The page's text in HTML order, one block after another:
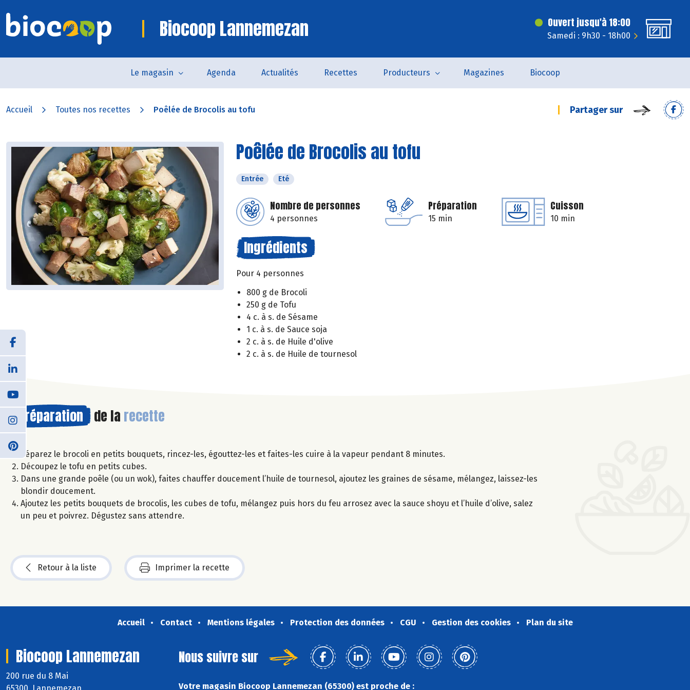
Biocoop Lannemezan Ouvert jusqu'à 18:00
Samedi : 9h30 - 18h00
Le magasin Agenda Actualités Recettes Producteurs Magazines Biocoop
Accueil Toutes nos recettes Poêlée de Brocolis au tofu Partager sur
Poêlée de Brocolis au tofu
Entrée Eté
Nombre de personnes
4 personnes
Préparation
15 min
Cuisson
10 min
Ingrédients
Pour 4 personnes
800 g de Brocoli
250 g de Tofu
4 c. à s. de Sésame
1 c. à s. de Sauce soja
2 c. à s. de Huile d'olive
2 c. à s. de Huile de tournesol
Préparation de la recette
Séparez le brocoli en petits bouquets, rincez-les, égouttez-les et faites-les cuire à la vapeur pendant 8 minutes.
Découpez le tofu en petits cubes.
Dans une grande poêle (ou un wok), faites chauffer doucement l’huile de tournesol, ajoutez les graines de sésame, mélangez, laissez-les
blondir doucement.
Ajoutez les petits bouquets de brocolis, les cubes de tofu, mélangez puis hors du feu arrosez avec la sauce shoyu et l’huile d’olive, salez
un peu et poivrez. Dégustez sans attendre.
Retour à la liste Imprimer la recette
Accueil Contact Mentions légales Protection des données CGU Gestion des cookies Plan du site
Biocoop Lannemezan
200 rue du 8 Mai
65300 Lannemezan
Nous suivre sur
Votre magasin Biocoop Lannemezan (65300) est proche de :